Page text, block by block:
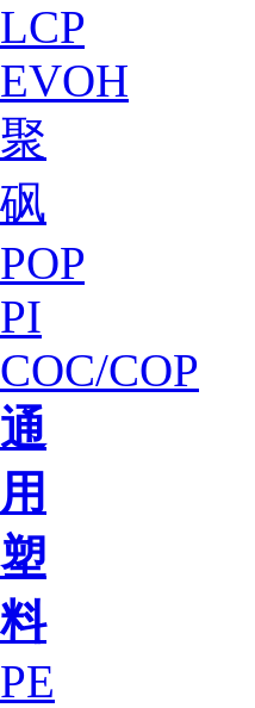
LCP
EVOH
聚
砜
POP
PI
COC/COP
通
用
塑
料
PE